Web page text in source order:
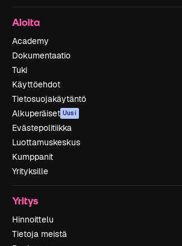
Aloita
Academy
Dokumentaatio
Tuki
Käyttöehdot
Tietosuojakäytäntö
Alkuperäiset Uusi
Evästepolitiikka
Luottamuskeskus
Kumppanit
Yrityksille
Yritys
Hinnoittelu
Tietoja meistä